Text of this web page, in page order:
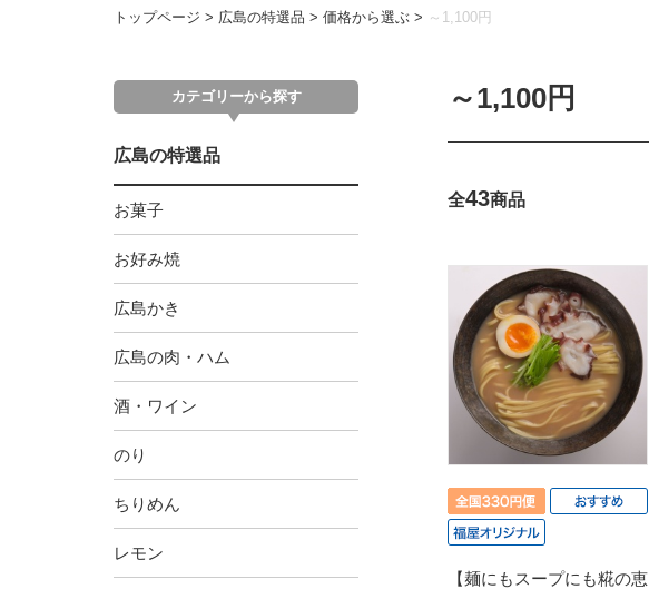
トップページ > 広島の特選品 > 価格から選ぶ > ～1,100円
カテゴリーから探す
広島の特選品
お菓子
お好み焼
広島かき
広島の肉・ハム
酒・ワイン
のり
ちりめん
レモン
～1,100円
全43商品
【麺にもスープにも糀の恵